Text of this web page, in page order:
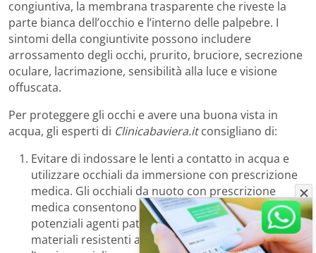
congiuntiva, la membrana trasparente che riveste la
parte bianca dell’occhio e l’interno delle palpebre. I
sintomi della congiuntivite possono includere
arrossamento degli occhi, prurito, bruciore, secrezione
oculare, lacrimazione, sensibilità alla luce e visione
offuscata.
Per proteggere gli occhi e avere una buona vista in
acqua, gli esperti di Clinicabaviera.itconsigliano di:
Evitare di indossare le lenti a contatto in acqua e
utilizzare occhiali da immersione con prescrizione
medica. Gli occhiali da nuoto con prescrizione
medica consentono di proteggere gli occhi da
potenziali agenti patogeni. Sono realizzati con
materiali resistenti all’appannamento e sono